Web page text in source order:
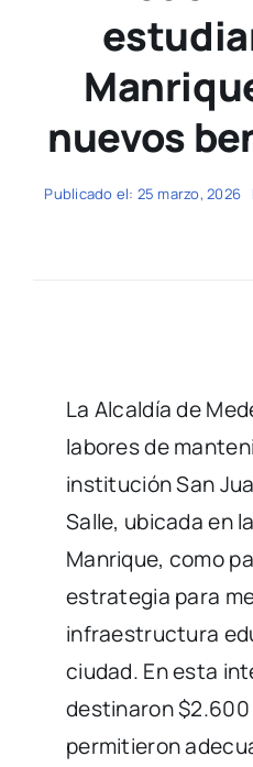
nuevos
Publicado el: 25 marzo, 2026
La Alcaldía de
labores de
institución San
Salle, ubicada en
Manrique, como
estrategia para
infraestructura
ciudad. En esta
destinaron $2.600
permitieron